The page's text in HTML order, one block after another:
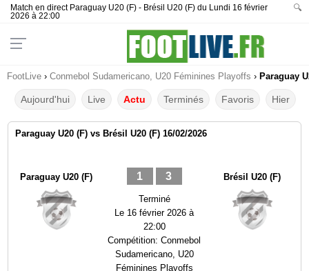
Match en direct Paraguay U20 (F) - Brésil U20 (F) du Lundi 16 février
2026 à 22:00
🔍
FootLive › Conmebol Sudamericano, U20 Féminines Playoffs › Paraguay
Aujourd'hui Live Actu Terminés Favoris Hier
Paraguay U20 (F) vs Brésil U20 (F) 16/02/2026
Paraguay U20 (F) 1 3
Terminé
Le 16 février 2026 à
22:00
Compétition:Conmebol
Sudamericano, U20
Féminines Playoffs
Brésil U20 (F)